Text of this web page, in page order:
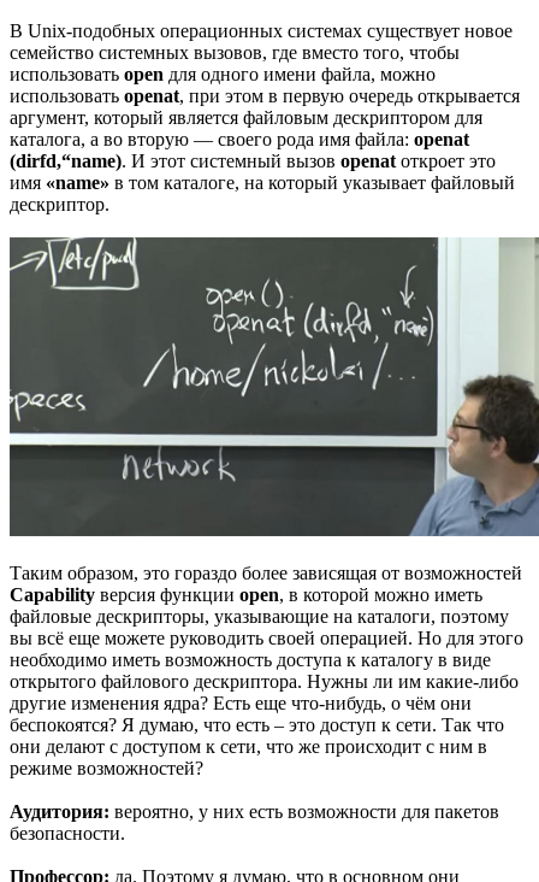
В Unix-подобных операционных системах существует новое
семейство системных вызовов, где вместо того, чтобы
использовать open для одного имени файла, можно
использовать openat, при этом в первую очередь открывается
аргумент, который является файловым дескриптором для
каталога, а во вторую — своего рода имя файла: openat
(dirfd,“name). И этот системный вызов openat откроет это
имя «name» в том каталоге, на который указывает файловый
дескриптор.
Таким образом, это гораздо более зависящая от возможностей
Capability версия функции open, в которой можно иметь
файловые дескрипторы, указывающие на каталоги, поэтому
вы всё еще можете руководить своей операцией. Но для этого
необходимо иметь возможность доступа к каталогу в виде
открытого файлового дескриптора. Нужны ли им какие-либо
другие изменения ядра? Есть еще что-нибудь, о чём они
беспокоятся? Я думаю, что есть – это доступ к сети. Так что
они делают с доступом к сети, что же происходит с ним в
режиме возможностей?
Аудитория: вероятно, у них есть возможности для пакетов
безопасности.
Профессор: да. Поэтому я думаю, что в основном они